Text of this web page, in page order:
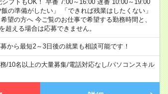
フトもOK！ 早番 7:00～16:00 遅番 10:00～19:00
の準備がしたい」 「できれば残業はしたくない」
の方へ 今ご覧のお仕事で希望する勤務時間と、
超える場合は応募できません。
から最短2～3日後の就業も相談可能です！
/10名以上の大量募集/電話対応なし/パソコンスキル